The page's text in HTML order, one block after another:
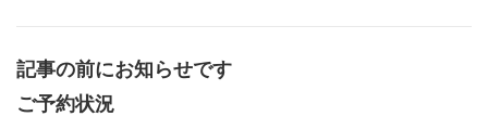
記事の前にお知らせです
ご予約状況